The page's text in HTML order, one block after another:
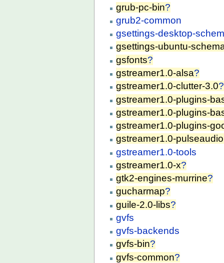
grub-pc-bin?
grub2-common
gsettings-desktop-
gsettings-ubuntu-
gsfonts?
gstreamer1.0-alsa?
gstreamer1.0-clutter-3.0?
gstreamer1.0-plugins-
gstreamer1.0-plugins-
gstreamer1.0-plugins-
gstreamer1.0-pulseaudio
gstreamer1.0-tools
gstreamer1.0-x?
gtk2-engines-murrine?
gucharmap?
guile-2.0-libs?
gvfs
gvfs-backends
gvfs-bin?
gvfs-common?